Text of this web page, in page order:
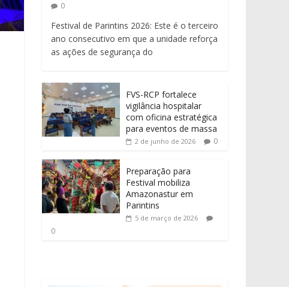
0
Festival de Parintins 2026: Este é o terceiro
ano consecutivo em que a unidade reforça
as ações de segurança do
FVS-RCP fortalece
vigilância hospitalar
com oficina estratégica
para eventos de massa
2 de junho de 2026 0
Preparação para
Festival mobiliza
Amazonastur em
Parintins
5 de março de 2026
0